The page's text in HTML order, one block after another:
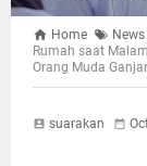
Home News
Rumah saat
Orang Muda Ganjar
suarakan